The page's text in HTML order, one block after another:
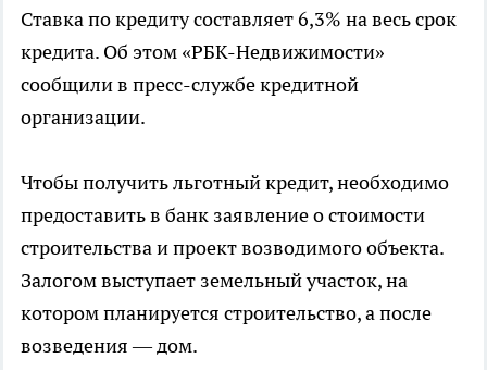
Ставка по кредиту составляет 6,3% на весь срок
кредита. Об этом «РБК-Недвижимости»
сообщили в пресс-службе кредитной
организации.
Чтобы получить льготный кредит, необходимо
предоставить в банк заявление о стоимости
строительства и проект возводимого объекта.
Залогом выступает земельный участок, на
котором планируется строительство, а после
возведения — дом.